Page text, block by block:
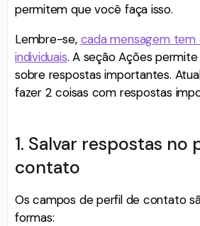
permitem que você faça isso.
Lembre-se, cada mensagem tem
individuais. A seção Ações
sobre respostas importantes.
fazer 2 coisas com respostas
1. Salvar respostas no
contato
Os campos de perfil de contato
formas: